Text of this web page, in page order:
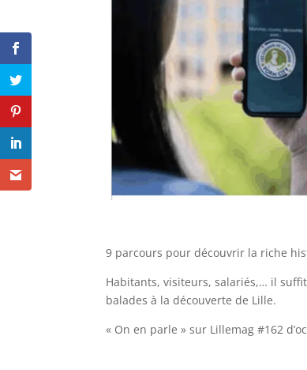
9 parcours pour découvrir la riche
Habitants, visiteurs, salariés,… il
balades à la découverte de Lille.
« On en parle » sur Lillemag #162